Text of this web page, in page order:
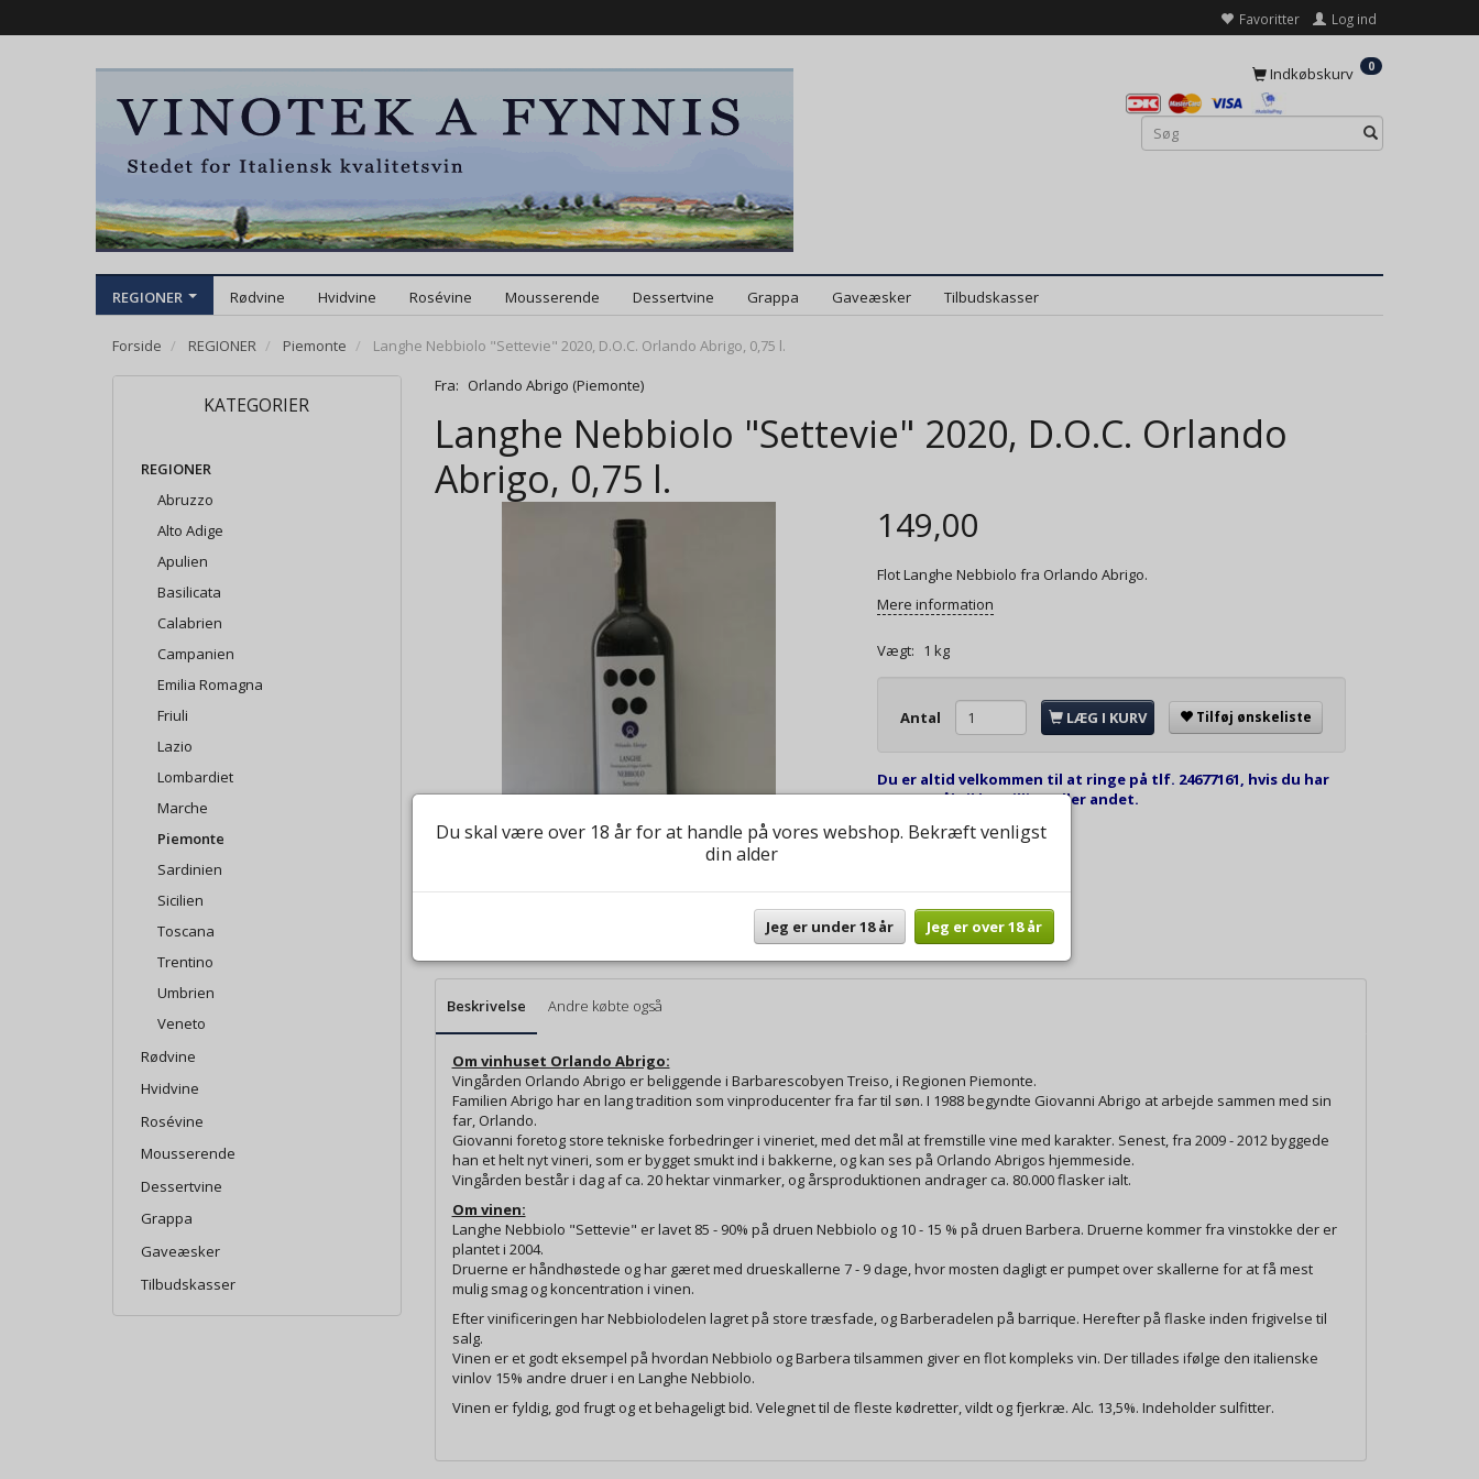
Favoritter Log ind
Indkøbskurv 0
REGIONER Rødvine Hvidvine Rosévine Mousserende Dessertvine Grappa Gaveæsker Tilbudskasser
Forside REGIONER Piemonte Langhe Nebbiolo "Settevie" 2020, D.O.C. Orlando Abrigo, 0,75 l.
KATEGORIER
REGIONER
Abruzzo
Alto Adige
Apulien
Basilicata
Calabrien
Campanien
Emilia Romagna
Friuli
Lazio
Lombardiet
Marche
Piemonte
Sardinien
Sicilien
Toscana
Trentino
Umbrien
Veneto
Rødvine
Hvidvine
Rosévine
Mousserende
Dessertvine
Grappa
Gaveæsker
Tilbudskasser
Fra: Orlando Abrigo (Piemonte)
Langhe Nebbiolo "Settevie" 2020, D.O.C. Orlando
Abrigo, 0,75 l.
149,00
Flot Langhe Nebbiolo fra Orlando Abrigo.
Mere information
Vægt: 1 kg
Antal LÆG I KURV Tilføj ønskeliste
Du er altid velkommen til at ringe på tlf. 24677161, hvis du har
spørgsmål til bestilling eller andet.
Beskrivelse Andre købte også
Om vinhuset Orlando Abrigo:
Vingården Orlando Abrigo er beliggende i Barbarescobyen Treiso, i Regionen Piemonte.
Familien Abrigo har en lang tradition som vinproducenter fra far til søn. I 1988 begyndte Giovanni Abrigo at arbejde sammen med sin
far, Orlando.
Giovanni foretog store tekniske forbedringer i vineriet, med det mål at fremstille vine med karakter. Senest, fra 2009 - 2012 byggede
han et helt nyt vineri, som er bygget smukt ind i bakkerne, og kan ses på Orlando Abrigos hjemmeside.
Vingården består i dag af ca. 20 hektar vinmarker, og årsproduktionen andrager ca. 80.000 flasker ialt.
Om vinen:
Langhe Nebbiolo "Settevie" er lavet 85 - 90% på druen Nebbiolo og 10 - 15 % på druen Barbera. Druerne kommer fra vinstokke der er
plantet i 2004.
Druerne er håndhøstede og har gæret med drueskallerne 7 - 9 dage, hvor mosten dagligt er pumpet over skallerne for at få mest
mulig smag og koncentration i vinen.
Efter vinificeringen har Nebbiolodelen lagret på store træsfade, og Barberadelen på barrique. Herefter på flaske inden frigivelse til
salg.
Vinen er et godt eksempel på hvordan Nebbiolo og Barbera tilsammen giver en flot kompleks vin. Der tillades ifølge den italienske
vinlov 15% andre druer i en Langhe Nebbiolo.
Vinen er fyldig, god frugt og et behageligt bid. Velegnet til de fleste kødretter, vildt og fjerkræ. Alc. 13,5%. Indeholder sulfitter.
Du skal være over 18 år for at handle på vores webshop. Bekræft venligst
din alder
Jeg er under 18 år Jeg er over 18 år